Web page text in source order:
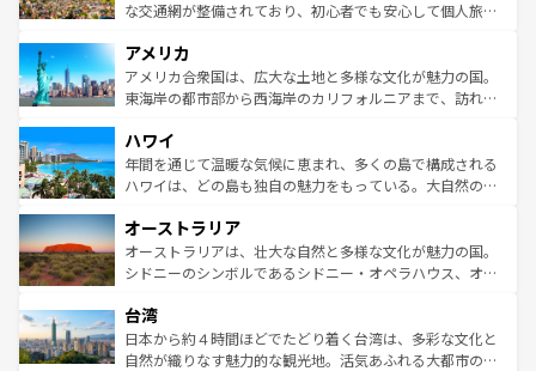
を参照してほしい。
戦など、本場だからこそできる体験も豊富。イギリスを旅
ンツ一覧を参照してほしい。
な交通網が整備されており、初心者でも安心して個人旅行
の建物がそのまま残る町や、スイスならではのユニークな
博物館もあり、アルプス観光だけでなく町歩きも満喫する
ことができる。国民の所得が高いため物価も高いが、旅行
ば市内交通費無料で観光を楽しむこともできる。 なお、新
着のスイス情報はコンテンツ一覧 を参照してほしい。
アメリカ
アメリカ合衆国は、広大な土地と多様な文化が魅力の国。
東海岸の都市部から西海岸のカリフォルニアまで、訪れる
のような巨大都市は、観光、ショッピング、エンターテイ
ンメントが詰まった刺激的なスポットだ。一方、アメリカ
西部には大自然が広がり、グランドキャニオンやイエロー
部のニューオーリンズでは、音楽と美食が融合した独特の
文化が魅力。旅行者はアメリカの各地域で異なる魅力を楽
しみながら、その多様性と豊かな歴史を感じることができ
ならではの贅沢な旅のスタイルだ。 なお、新着のアメリカ
情報はコンテンツ一覧を参照してほしい。
ハワイ
年間を通じて温暖な気候に恵まれ、多くの島で構成される
ハワイは、どの島も独自の魅力をもっている。大自然の神
ワイ島は見逃せない。また、定番の観光地といえばオアフ
島だが、静かな自然を求めるならマウイ島やカウアイ島が
おすすめ。エメラルドグリーンに輝く海をはじめ、豊かな
れるおもてなしの心で訪れる人々を迎えてくれるハワイの
人々、おいしいローカルフードやハワイアンミュージッ
ク、伝統的なフラダンスなど、すべてがハワイの魅力を彩
オーストラリア
オーストラリアは、壮大な自然と多様な文化が魅力の国。
シドニーのシンボルであるシドニー・オペラハウス、オー
リアリーフや大陸中央部にそびえるウルル（エアーズロッ
ク）、タスマニアの美しい原生林やケアンズの熱帯雨林な
ど、見どころがたくさん。また、カフェやワイン、オージ
台湾
日本から約４時間ほどでたどり着く台湾は、多彩な文化と
自然が織りなす魅力的な観光地。活気あふれる大都市の台